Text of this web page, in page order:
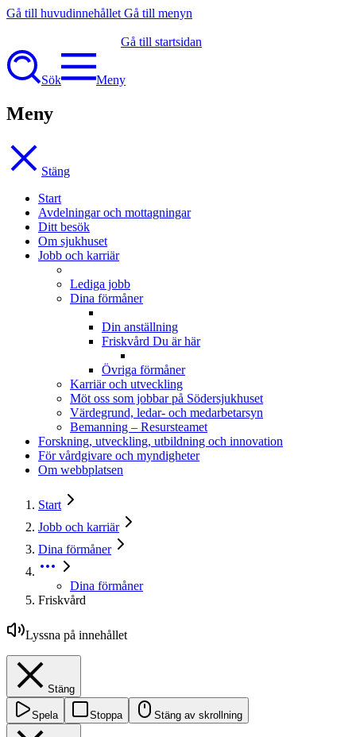
Gå till huvudinnehållet Gå till menyn
Gå till startsidan
Sök Meny
Meny
Stäng
Start
Avdelningar och mottagningar
Ditt besök
Om sjukhuset
Jobb och karriär
Lediga jobb
Dina förmåner
Din anställning
Friskvård Du är här
Övriga förmåner
Karriär och utveckling
Möt oss som jobbar på Södersjukhuset
Värdegrund, ledar- och medarbetarsyn
Bemanning – Resursteamet
Forskning, utveckling, utbildning och innovation
För vårdgivare och myndigheter
Om webbplatsen
Start
Jobb och karriär
Dina förmåner
Dina förmåner
Friskvård
Lyssna på innehållet
Stäng
Spela Stoppa Stäng av skrollning